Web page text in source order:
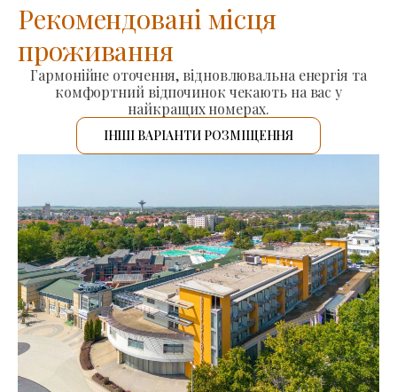
Рекомендовані місця
проживання
Гармонійне оточення, відновлювальна енергія та
комфортний відпочинок чекають на вас у
найкращих номерах.
ІНШІ ВАРІАНТИ РОЗМІЩЕННЯ